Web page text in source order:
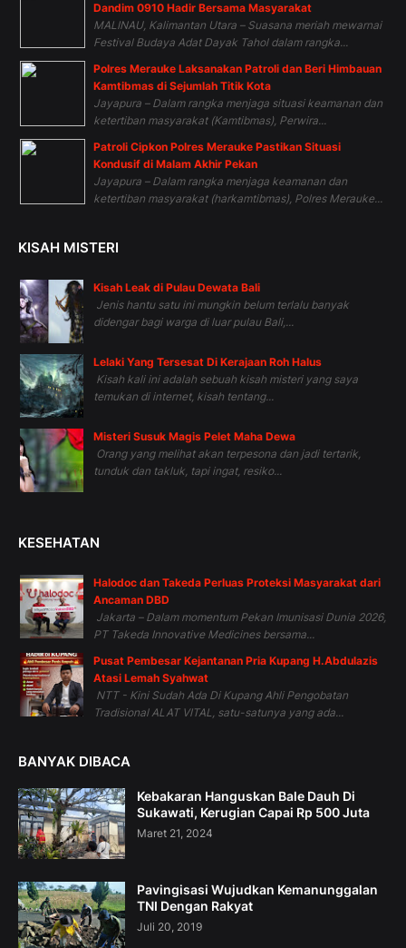
Dandim 0910 Hadir Bersama Masyarakat
MALINAU, Kalimantan Utara – Suasana meriah mewarnai
Festival Budaya Adat Dayak Tahol dalam rangka...
Polres Merauke Laksanakan Patroli dan Beri Himbauan
Kamtibmas di Sejumlah Titik Kota
Jayapura – Dalam rangka menjaga situasi keamanan dan
ketertiban masyarakat (Kamtibmas), Perwira...
Patroli Cipkon Polres Merauke Pastikan Situasi
Kondusif di Malam Akhir Pekan
Jayapura – Dalam rangka menjaga keamanan dan
ketertiban masyarakat (harkamtibmas), Polres Merauke...
KISAH MISTERI
Kisah Leak di Pulau Dewata Bali
Jenis hantu satu ini mungkin belum terlalu banyak
didengar bagi warga di luar pulau Bali,...
Lelaki Yang Tersesat Di Kerajaan Roh Halus
Kisah kali ini adalah sebuah kisah misteri yang saya
temukan di internet, kisah tentang...
Misteri Susuk Magis Pelet Maha Dewa
Orang yang melihat akan terpesona dan jadi tertarik,
tunduk dan takluk, tapi ingat, resiko...
KESEHATAN
Halodoc dan Takeda Perluas Proteksi Masyarakat dari
Ancaman DBD
Jakarta – Dalam momentum Pekan Imunisasi Dunia 2026,
PT Takeda Innovative Medicines bersama...
Pusat Pembesar Kejantanan Pria Kupang H.Abdulazis
Atasi Lemah Syahwat
NTT - Kini Sudah Ada Di Kupang Ahli Pengobatan
Tradisional ALAT VITAL, satu-satunya yang ada...
BANYAK DIBACA
Kebakaran Hanguskan Bale Dauh Di
Sukawati, Kerugian Capai Rp 500 Juta
Maret 21, 2024
Pavingisasi Wujudkan Kemanunggalan
TNI Dengan Rakyat
Juli 20, 2019